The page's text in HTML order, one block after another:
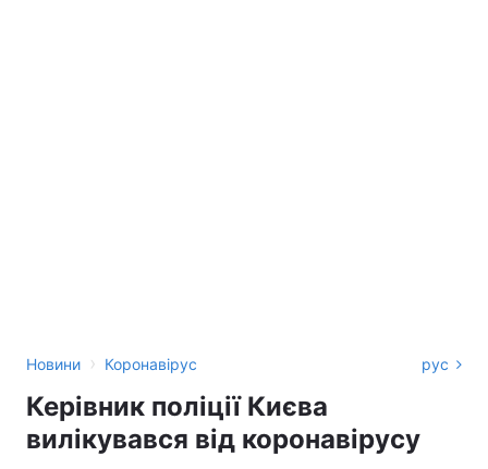
Новини › Коронавірус рус
Керівник поліції Києва
вилікувався від коронавірусу